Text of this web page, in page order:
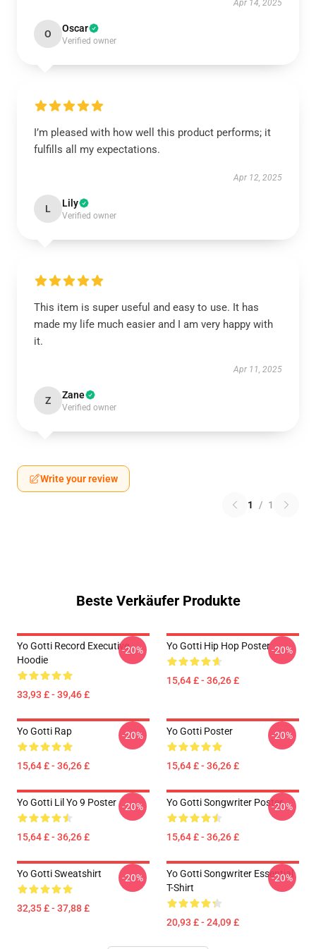
Apr 14, 2025
O Oscar
Verified owner
I’m pleased with how well this product performs; it
fulfills all my expectations.
Apr 12, 2025
L Lily
Verified owner
This item is super useful and easy to use. It has
made my life much easier and I am very happy with
it.
Apr 11, 2025
Z Zane
Verified owner
Write your review
1 / 1
Beste Verkäufer Produkte
Yo Gotti Record Executive
Hoodie
33,93 £ - 39,46 £
-20% Yo Gotti Hip Hop Poster
15,64 £ - 36,26 £
-20%
Yo Gotti Rap
15,64 £ - 36,26 £
-20% Yo Gotti Poster
15,64 £ - 36,26 £
-20%
Yo Gotti Lil Yo 9 Poster
15,64 £ - 36,26 £
-20% Yo Gotti Songwriter Poster
15,64 £ - 36,26 £
-20%
Yo Gotti Sweatshirt
32,35 £ - 37,88 £
-20%
Yo Gotti Songwriter Essential
T-Shirt
20,93 £ - 24,09 £
-20%